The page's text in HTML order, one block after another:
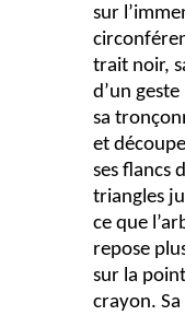
sur
trait noir,
d’un
sa
et
ses flancs
triangles
ce que
repose
sur la
crayon.